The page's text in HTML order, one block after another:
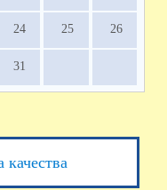
24 25 26
31
качества